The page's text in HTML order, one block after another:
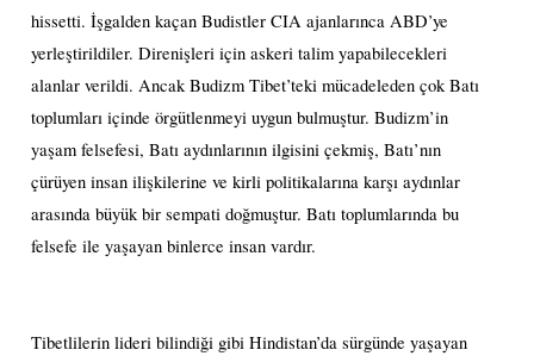
hissetti. İşgalden kaçan Budistler CIA ajanlarınca ABD’ye
yerleştirildiler. Direnişleri için askeri talim yapabilecekleri
alanlar verildi. Ancak Budizm Tibet’teki mücadeleden çok Batı
toplumları içinde örgütlenmeyi uygun bulmuştur. Budizm’in
yaşam felsefesi, Batı aydınlarının ilgisini çekmiş, Batı’nın
çürüyen insan ilişkilerine ve kirli politikalarına karşı aydınlar
arasında büyük bir sempati doğmuştur. Batı toplumlarında bu
felsefe ile yaşayan binlerce insan vardır.
Tibetlilerin lideri bilindiği gibi Hindistan’da sürgünde yaşayan